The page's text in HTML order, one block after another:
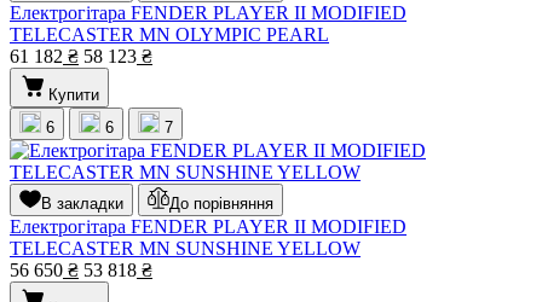
Електрогітара FENDER PLAYER II MODIFIED
TELECASTER MN OLYMPIC PEARL
61 182 ₴ 58 123 ₴
Купити
6
6 7
В закладки До порівняння
Електрогітара FENDER PLAYER II MODIFIED
TELECASTER MN SUNSHINE YELLOW
56 650 ₴ 53 818 ₴